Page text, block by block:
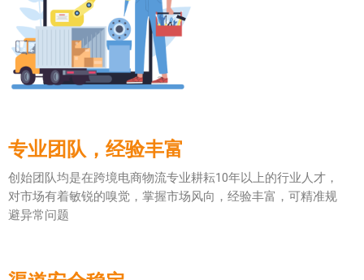
专业团队，经验丰富
创始团队均是在跨境电商物流专业耕耘10年以上的行业人才，
对市场有着敏锐的嗅觉，掌握市场风向，经验丰富，可精准规
避异常问题